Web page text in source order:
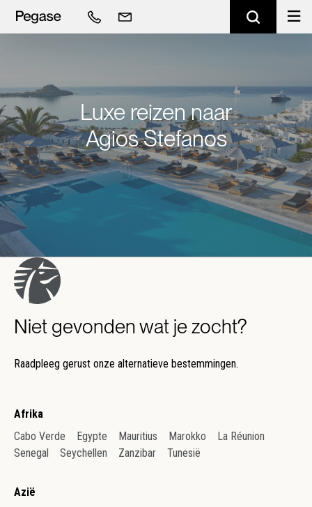
Luxe reizen naar
Agios Stefanos
Niet gevonden wat je zocht?
Raadpleeg gerust onze alternatieve bestemmingen.
Afrika
Cabo Verde
Egypte Mauritius Marokko
La Réunion
Senegal
Seychellen Zanzibar Tunesië
Azië